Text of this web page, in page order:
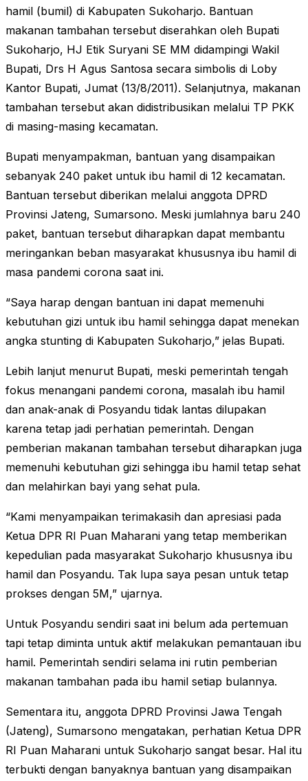
hamil (bumil) di Kabupaten Sukoharjo. Bantuan
makanan tambahan tersebut diserahkan oleh Bupati
Sukoharjo, HJ Etik Suryani SE MM didampingi Wakil
Bupati, Drs H Agus Santosa secara simbolis di Loby
Kantor Bupati, Jumat (13/8/2011). Selanjutnya, makanan
tambahan tersebut akan didistribusikan melalui TP PKK
di masing-masing kecamatan.
Bupati menyampakman, bantuan yang disampaikan
sebanyak 240 paket untuk ibu hamil di 12 kecamatan.
Bantuan tersebut diberikan melalui anggota DPRD
Provinsi Jateng, Sumarsono. Meski jumlahnya baru 240
paket, bantuan tersebut diharapkan dapat membantu
meringankan beban masyarakat khususnya ibu hamil di
masa pandemi corona saat ini.
“Saya harap dengan bantuan ini dapat memenuhi
kebutuhan gizi untuk ibu hamil sehingga dapat menekan
angka stunting di Kabupaten Sukoharjo,” jelas Bupati.
Lebih lanjut menurut Bupati, meski pemerintah tengah
fokus menangani pandemi corona, masalah ibu hamil
dan anak-anak di Posyandu tidak lantas dilupakan
karena tetap jadi perhatian pemerintah. Dengan
pemberian makanan tambahan tersebut diharapkan juga
memenuhi kebutuhan gizi sehingga ibu hamil tetap sehat
dan melahirkan bayi yang sehat pula.
“Kami menyampaikan terimakasih dan apresiasi pada
Ketua DPR RI Puan Maharani yang tetap memberikan
kepedulian pada masyarakat Sukoharjo khususnya ibu
hamil dan Posyandu. Tak lupa saya pesan untuk tetap
prokses dengan 5M,” ujarnya.
Untuk Posyandu sendiri saat ini belum ada pertemuan
tapi tetap diminta untuk aktif melakukan pemantauan ibu
hamil. Pemerintah sendiri selama ini rutin pemberian
makanan tambahan pada ibu hamil setiap bulannya.
Sementara itu, anggota DPRD Provinsi Jawa Tengah
(Jateng), Sumarsono mengatakan, perhatian Ketua DPR
RI Puan Maharani untuk Sukoharjo sangat besar. Hal itu
terbukti dengan banyaknya bantuan yang disampaikan